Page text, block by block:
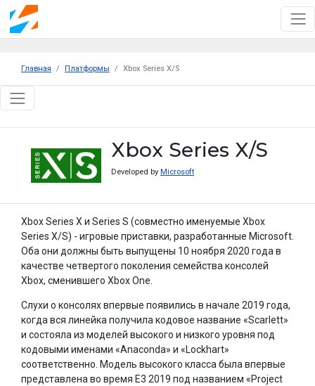
Главная Платформы Xbox Series X/S
Xbox Series X/S
Developed by Microsoft
Xbox Series X и Series S (совместно именуемые Xbox
Series X/S) - игровые приставки, разработанные Microsoft.
Оба они должны быть выпущены 10 ноября 2020 года в
качестве четвертого поколения семейства консолей
Xbox, сменившего Xbox One.
Слухи о консолях впервые появились в начале 2019 года,
когда вся линейка получила кодовое название «Scarlett»
и состояла из моделей высокого и низкого уровня под
кодовыми именами «Anaconda» и «Lockhart»
соответственно. Модель высокого класса была впервые
представлена ​​во время E3 2019 под названием «Project